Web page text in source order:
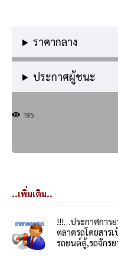
ราคากลาง
ประกาศผู้ชนะ
195
..เพิ่มเติม..
!!!…ประกาศการ
ตลาดรถโดยสาร
รถยนต์ตู้,รถจักร